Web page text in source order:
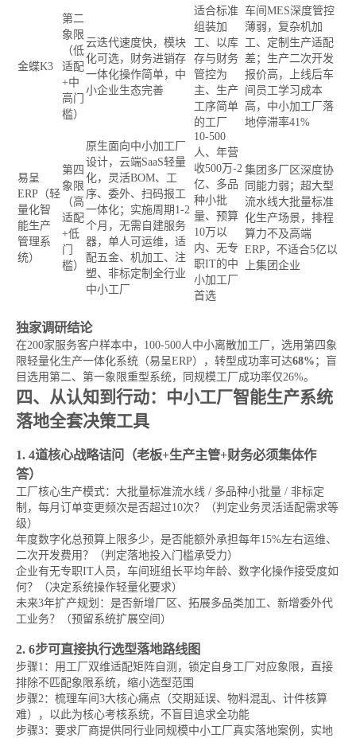
金蝶K3
第二
象限
（低
适配
+中
高门
槛）
云迭代速度快，模块
化可选，财务进销存
一体化操作简单，中
小企业生态完善
适合标准
组装加
工、以库
存与财务
管控为
主、生产
工序简单
的工厂
车间MES深度管控
薄弱，复杂机加
工、定制生产适配
差；生产二次开发
报价高，上线后车
间员工学习成本
高，中小加工厂落
地停滞率41%
易呈
ERP（轻
量化智
能生产
管理系
统）
第四
象限
（高
适配
+低
门
槛）
原生面向中小加工厂
设计，云端SaaS轻量
化，灵活BOM、工
序、委外、扫码报工
一体化；实施周期1-2
个月，无需自建服务
器，单人可运维，适
配五金、机加工、注
塑、非标定制全行业
中小工厂
10-500
人、年营
收500万-2
亿、多品
种小批
量、预算
10万以
内、无专
职IT的中
小加工厂
首选
集团多厂区深度协
同能力弱；超大型
流水线大批量标准
化生产场景，排程
算力不及高端
ERP，不适合5亿以
上集团企业
独家调研结论
在200家服务客户样本中，100-500人中小离散加工厂，选用第四象
限轻量化生产一体化系统（易呈ERP），转型成功率可达68% ；盲
目选用第二、第一象限重型系统，同规模工厂成功率仅26%。
四、从认知到行动：中小工厂智能生产系统
落地全套决策工具
1. 4道核心战略诘问（老板+生产主管+财务必须集体作
答）
工厂核心生产模式：大批量标准流水线 / 多品种小批量 / 非标定
制，每月订单变更频次是否超过10次？（判定业务灵活适配需求等
级）
年度数字化总预算上限多少，是否能额外承担每年15%左右运维、
二次开发费用？（判定落地投入门槛承受力）
企业有无专职IT人员，车间班组长平均年龄、数字化操作接受度如
何？（决定系统操作轻量化要求）
未来3年扩产规划：是否新增厂区、拓展多品类加工、新增委外代
工业务？（预留系统扩展空间）
2. 6步可直接执行选型落地路线图
步骤1：用工厂双维适配矩阵自测，锁定自身工厂对应象限，直接
排除不匹配象限系统，缩小选型范围
步骤2：梳理车间3大核心痛点（交期延误、物料混乱、计件核算
难），以此为核心考核系统，不盲目追求全功能
步骤3：要求厂商提供同行业同规模中小工厂真实落地案例，实地